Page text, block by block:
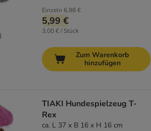
Einzeln 6,98 €
5,99 €
3,00 € / Stück
Zum Warenkorb
hinzufügen
TIAKI Hundespielzeug T-
Rex
ca. L 37 x B 16 x H 16 cm